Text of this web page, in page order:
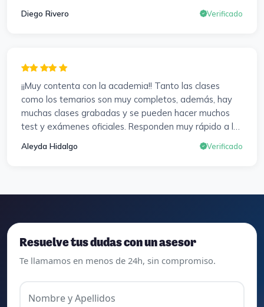
preparación y un temario muy al día. Una experiencia
muy positiva en todos los sentidos.
Diego Rivero Verificado
¡¡Muy contenta con la academia!! Tanto las clases
como los temarios son muy completos, además, hay
muchas clases grabadas y se pueden hacer muchos
test y exámenes oficiales. Responden muy rápido a los
correros y cada pocos días hay seminarios. Lo vuelvo a
decir, ¡¡Muy Contenta!!
Aleyda Hidalgo Verificado
Resuelve tus dudas con un asesor
Te llamamos en menos de 24h, sin compromiso.
Nombre y Apellidos